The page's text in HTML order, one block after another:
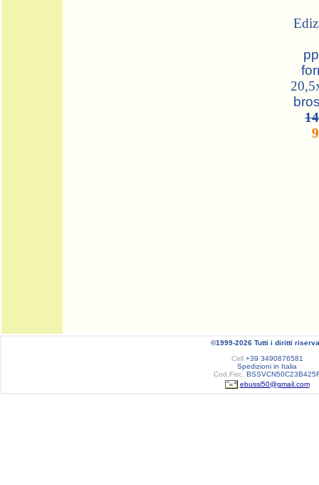
©1999-2026 Tutti i diritti
Cell+39 3490876581
Spedizioni in Italia
Cod.Fisc.
ebussi50@gmail.com